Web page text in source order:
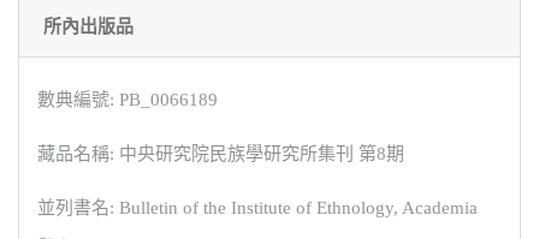
所內出版品
數典編號: PB_0066189
藏品名稱: 中央研究院民族學研究所集刊 第8期
並列書名: Bulletin of the Institute of Ethnology, Academia